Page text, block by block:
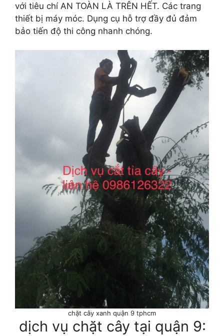
với tiêu chí AN TOÀN LÀ TRÊN HẾT. Các trang
thiết bị máy móc. Dụng cụ hỗ trợ đầy đủ đảm
bảo tiến độ thi công nhanh chóng.
chặt cây xanh quận 9 tphcm
dịch vụ chặt cây tại quận 9: